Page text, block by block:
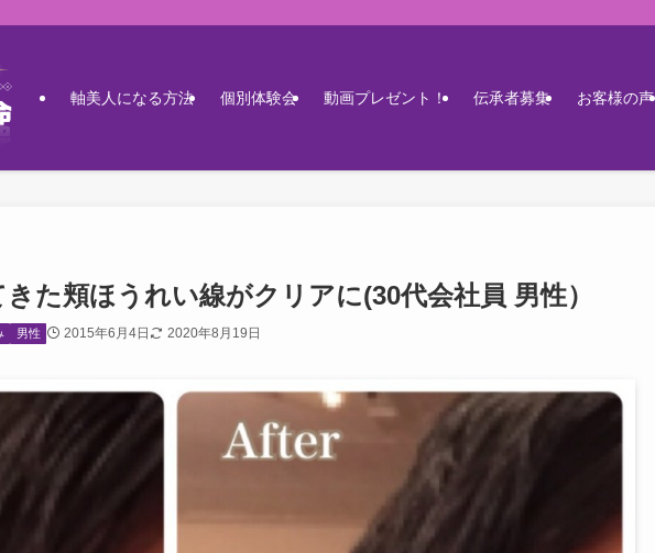
軸美人になる方法 個別体験会 動画プレゼント！ 伝承者募集 お客様の声
た頬ほうれい線がクリアに(30代会社員 男性）
男性 2015年6月4日 2020年8月19日